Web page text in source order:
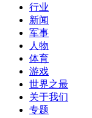
行业
新闻
军事
人物
体育
游戏
世界之最
关于我们
专题